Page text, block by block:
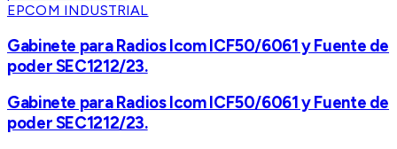
EPCOM INDUSTRIAL
Gabinete para Radios Icom ICF50/6061 y Fuente de
poder SEC1212/23.
Gabinete para Radios Icom ICF50/6061 y Fuente de
poder SEC1212/23.